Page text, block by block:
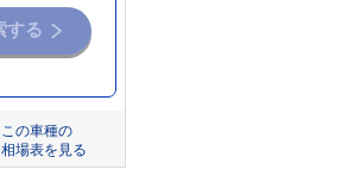
この車種の
相場表を見る